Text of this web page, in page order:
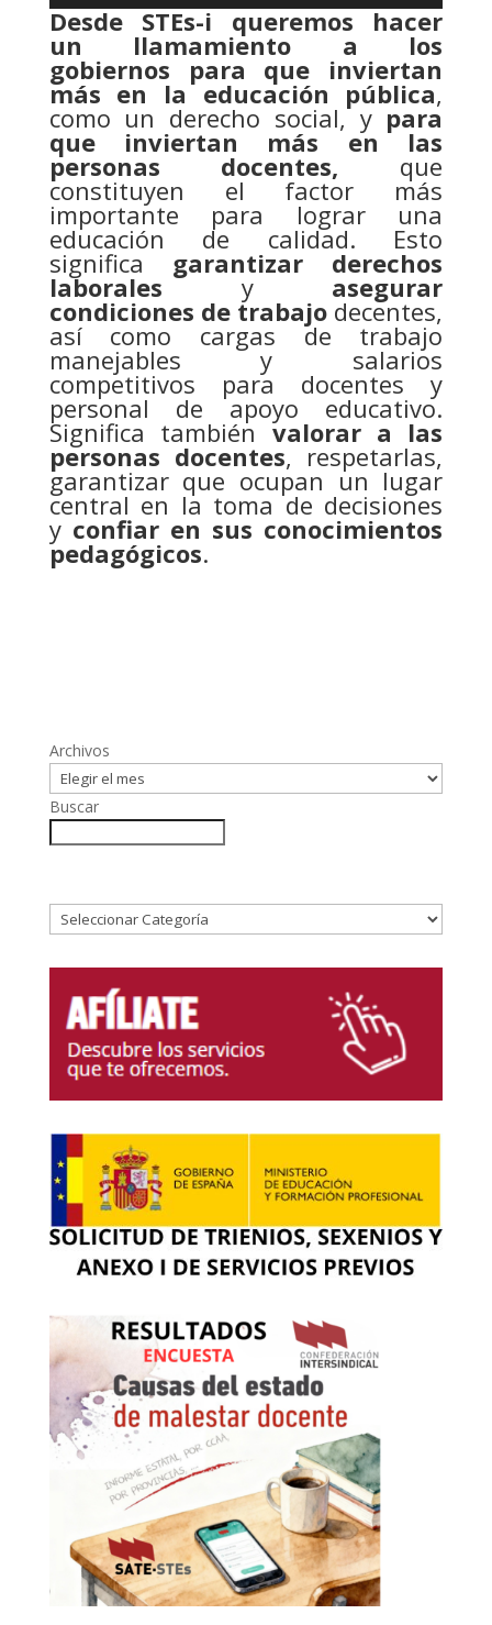
Desde STEs-i queremos hacer
un llamamiento a los
gobiernos para que inviertan
más en la educación pública,
como un derecho social, y para
que inviertan más en las
personas docentes, que
constituyen el factor más
importante para lograr una
educación de calidad. Esto
significa garantizar derechos
laborales y asegurar
condiciones de trabajo decentes,
así como cargas de trabajo
manejables y salarios
competitivos para docentes y
personal de apoyo educativo.
Significa también valorar a las
personas docentes, respetarlas,
garantizar que ocupan un lugar
central en la toma de decisiones
y confiar en sus conocimientos
pedagógicos.
Archivos
Buscar